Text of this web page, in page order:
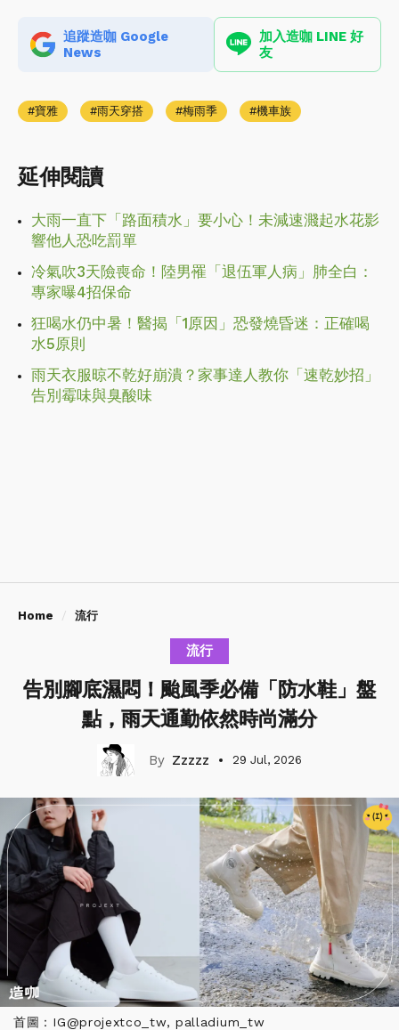
追蹤造咖 Google
News
加入造咖 LINE 好
友
寶雅 雨天穿搭 梅雨季 機車族
延伸閱讀
大雨一直下「路面積水」要小心！未減速濺起水花影
響他人恐吃罰單
冷氣吹3天險喪命！陸男罹「退伍軍人病」肺全白：
專家曝4招保命
狂喝水仍中暑！醫揭「1原因」恐發燒昏迷：正確喝
水5原則
雨天衣服晾不乾好崩潰？家事達人教你「速乾妙招」
告別霉味與臭酸味
Home 流行
流行
告別腳底濕悶！颱風季必備「防水鞋」盤
點，雨天通勤依然時尚滿分
Zzzzz 29 Jul, 2026
首圖：IG@projextco_tw, palladium_tw